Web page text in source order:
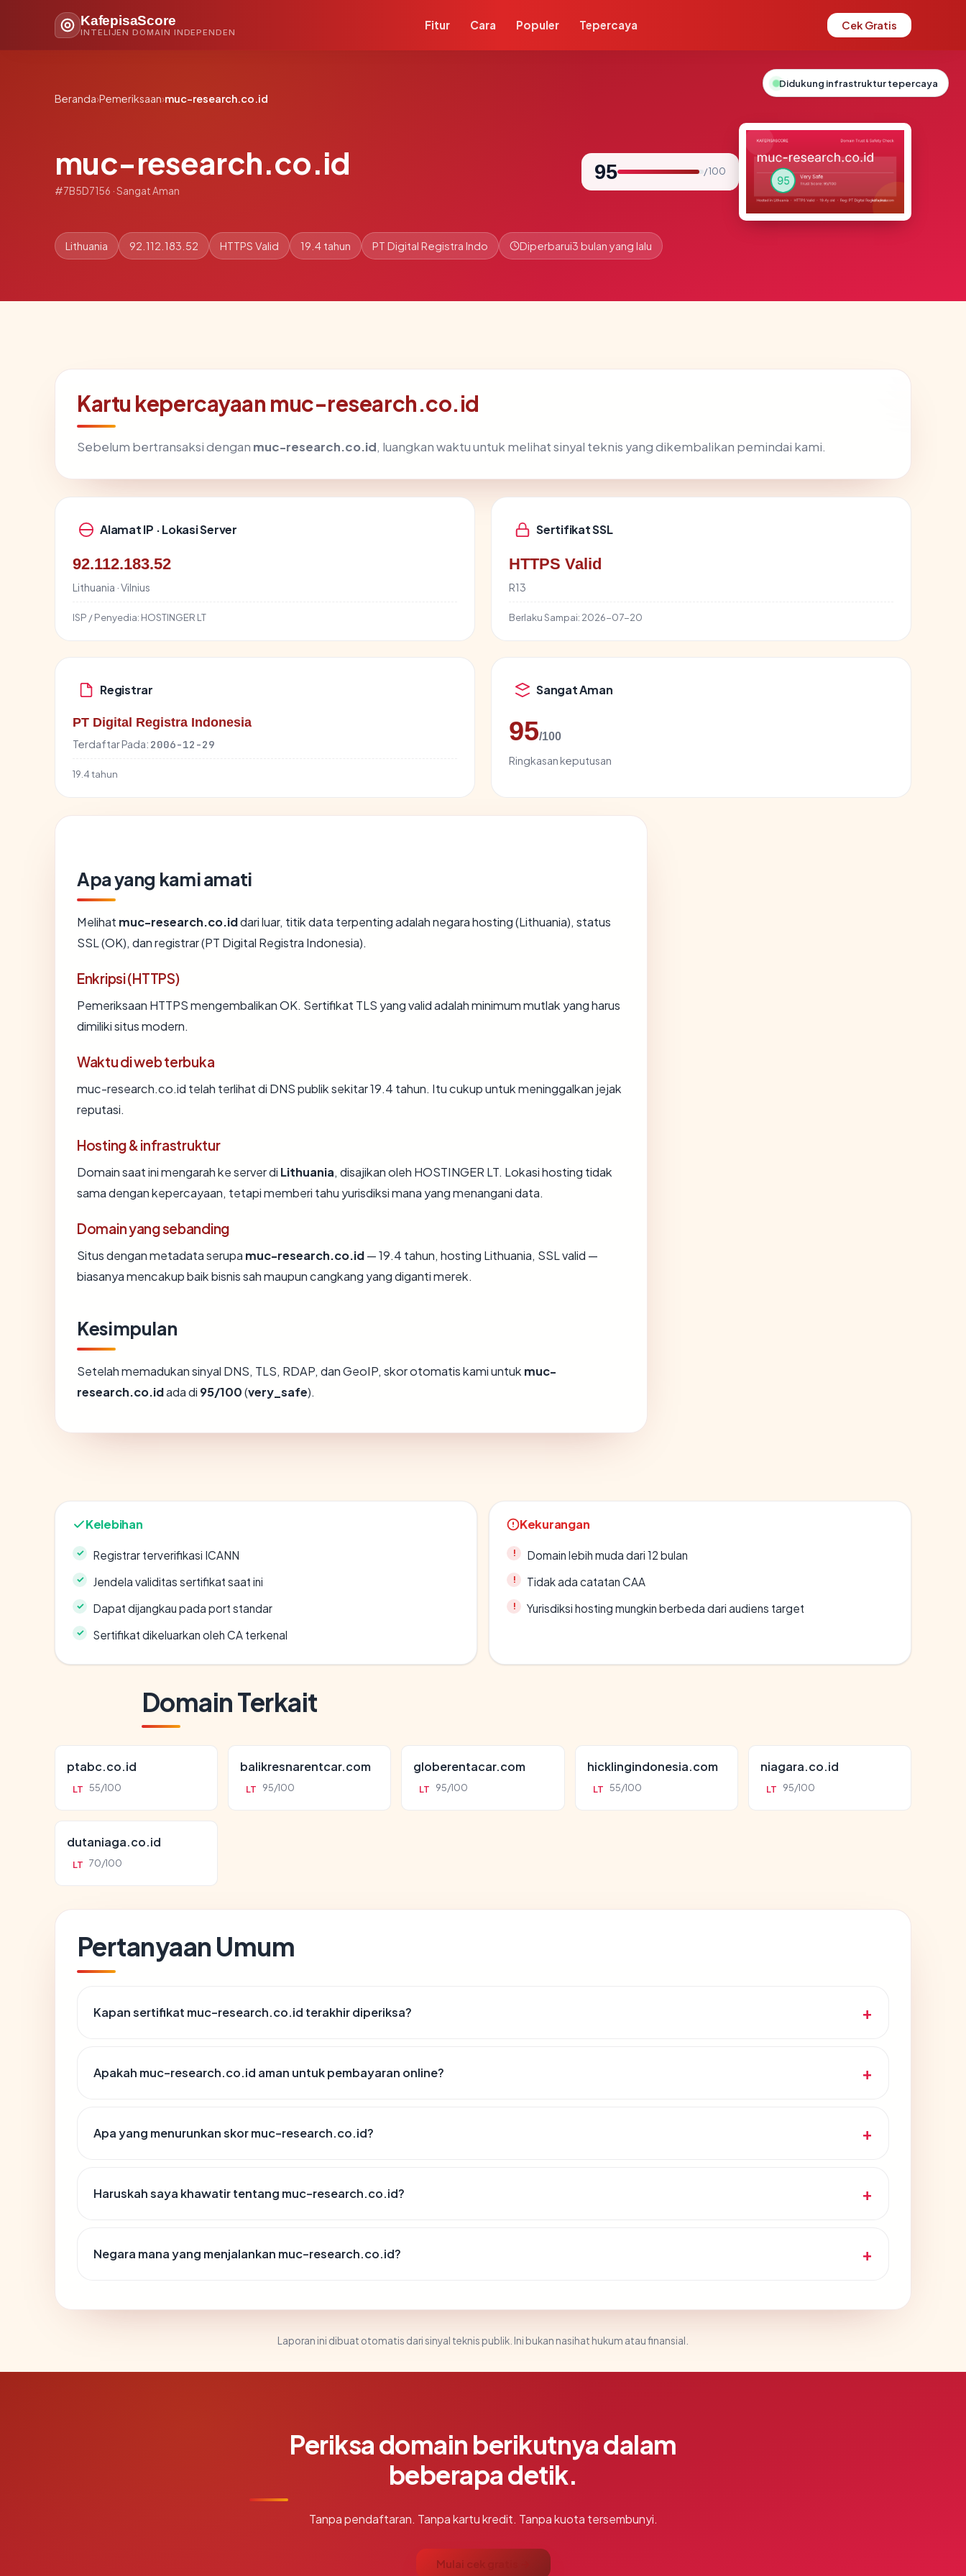
KafepisaScore
INTELIJEN DOMAIN INDEPENDEN
Fitur Cara Populer Tepercaya Cek Gratis
Beranda›Pemeriksaan›muc-research.co.id
muc-research.co.id
#7B5D7156 · Sangat Aman
95 / 100
Lithuania 92.112.183.52 HTTPS Valid 19.4 tahun PT Digital Registra Indo Diperbarui3 bulan yang lalu
Kartu kepercayaan muc-research.co.id
Sebelum bertransaksi dengan muc-research.co.id, luangkan waktu untuk melihat sinyal teknis yang dikembalikan pemindai kami.
Alamat IP · Lokasi Server
92.112.183.52
Lithuania · Vilnius
ISP / Penyedia: HOSTINGER LT
Sertifikat SSL
HTTPS Valid
R13
Berlaku Sampai: 2026-07-20
Registrar
PT Digital Registra Indonesia
Terdaftar Pada: 2006-12-29
19.4 tahun
Sangat Aman
95/100
Ringkasan keputusan
Apa yang kami amati
Melihat muc-research.co.iddari luar, titik data terpenting adalah negara hosting (Lithuania), status
SSL (OK), dan registrar (PT Digital Registra Indonesia).
Enkripsi (HTTPS)
Pemeriksaan HTTPS mengembalikan OK. Sertifikat TLS yang valid adalah minimum mutlak yang harus
dimiliki situs modern.
Waktu di web terbuka
muc-research.co.id telah terlihat di DNS publik sekitar 19.4 tahun. Itu cukup untuk meninggalkan jejak
reputasi.
Hosting & infrastruktur
Domain saat ini mengarah ke server di Lithuania, disajikan oleh HOSTINGER LT. Lokasi hosting tidak
sama dengan kepercayaan, tetapi memberi tahu yurisdiksi mana yang menangani data.
Domain yang sebanding
Situs dengan metadata serupa muc-research.co.id— 19.4 tahun, hosting Lithuania, SSL valid —
biasanya mencakup baik bisnis sah maupun cangkang yang diganti merek.
Kesimpulan
Setelah memadukan sinyal DNS, TLS, RDAP, dan GeoIP, skor otomatis kami untuk muc-
research.co.idada di 95/100(very_safe).
Kelebihan
Registrar terverifikasi ICANN
Jendela validitas sertifikat saat ini
Dapat dijangkau pada port standar
Sertifikat dikeluarkan oleh CA terkenal
Kekurangan
Domain lebih muda dari 12 bulan
Tidak ada catatan CAA
Yurisdiksi hosting mungkin berbeda dari audiens target
Domain Terkait
ptabc.co.id
LT 55/100
balikresnarentcar.com
LT 95/100
globerentacar.com
LT 95/100
hicklingindonesia.com
LT 55/100
niagara.co.id
LT 95/100
dutaniaga.co.id
LT 70/100
Pertanyaan Umum
Kapan sertifikat muc-research.co.id terakhir diperiksa?
Apakah muc-research.co.id aman untuk pembayaran online?
Apa yang menurunkan skor muc-research.co.id?
Haruskah saya khawatir tentang muc-research.co.id?
Negara mana yang menjalankan muc-research.co.id?
Laporan ini dibuat otomatis dari sinyal teknis publik. Ini bukan nasihat hukum atau finansial.
Periksa domain berikutnya dalam
beberapa detik.
Tanpa pendaftaran. Tanpa kartu kredit. Tanpa kuota tersembunyi.
Mulai cek gratis →
Didukung infrastruktur tepercaya